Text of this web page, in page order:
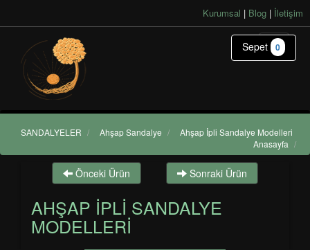
Kurumsal | Blog | İletişim
Ahşap İpli Sandalye Modelleri
Ahşap Sandalye /
SANDALYELER /
Anasayfa /
Önceki Ürün Sonraki Ürün
AHŞAP İPLI SANDALYE
MODELLERI
Sepet 0